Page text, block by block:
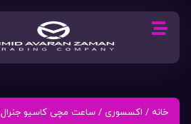
خانه / اکسسوری / ساعت مچی کاسیو جنرال W-218H-4B2VDF